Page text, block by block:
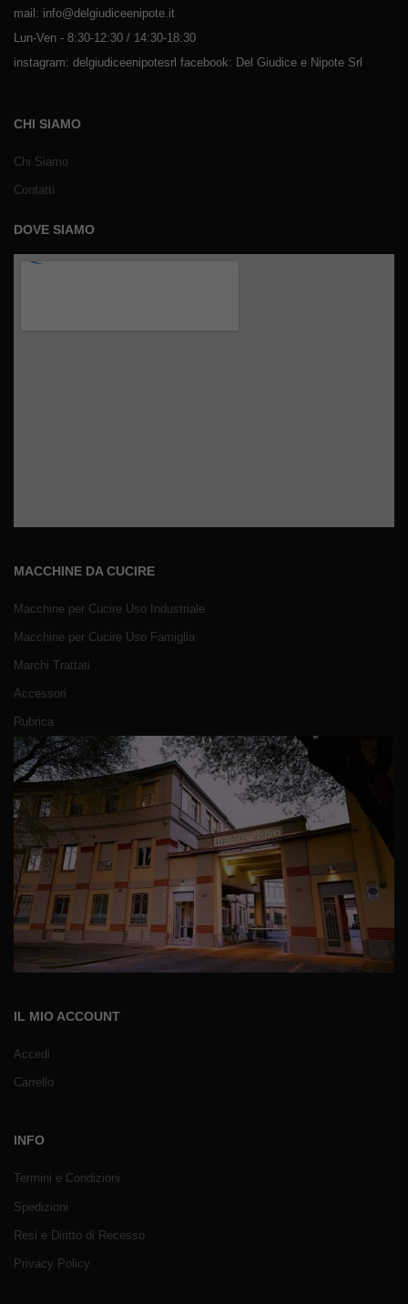
mail: info@delgiudiceenipote.it
Lun-Ven - 8:30-12:30 / 14:30-18:30
instagram: delgiudiceenipotesrl facebook: Del Giudice e Nipote Srl
CHI SIAMO
Chi Siamo
Contatti
DOVE SIAMO
MACCHINE DA CUCIRE
Macchine per Cucire Uso Industriale
Macchine per Cucire Uso Famiglia
Marchi Trattati
Accessori
Rubrica
IL MIO ACCOUNT
Accedi
Carrello
INFO
Termini e Condizioni
Spedizioni
Resi e Diritto di Recesso
Privacy Policy